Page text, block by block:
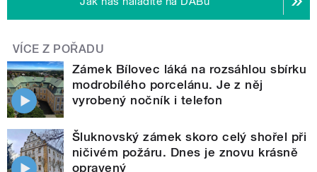
VÍCE Z POŘADU
Zámek Bílovec láká na rozsáhlou sbírku
modrobílého porcelánu. Je z něj
vyrobený nočník i telefon
Šluknovský zámek skoro celý shořel při
ničivém požáru. Dnes je znovu krásně
opravený